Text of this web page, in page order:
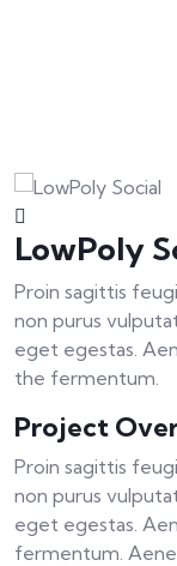
LowPoly
Proin sagittis
non purus
eget egestas.
the fermentum.
Project
Proin sagittis
non purus
eget egestas.
fermentum.